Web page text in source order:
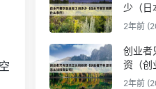
少（日
条件）
2年前
创业者
资（创
找投资
2年前